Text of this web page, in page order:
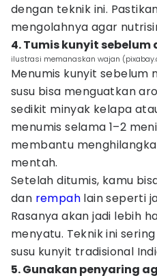
dengan teknik ini.
mengolahnya agar
4. Tumis kunyit sebelum
ilustrasi memanaskan wajan
Menumis kunyit sebelum
susu bisa menguatkan
sedikit minyak kelapa
menumis selama 1–2
membantu
mentah.
Setelah ditumis, kamu
dan rempah lain seperti
Rasanya akan jadi lebih
menyatu. Teknik ini
susu kunyit tradisional
5. Gunakan penyaring